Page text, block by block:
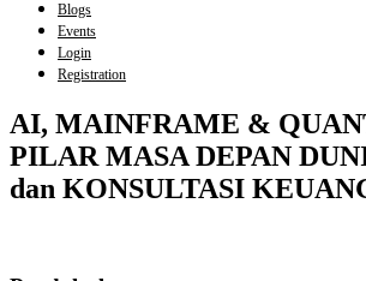
Blogs
Events
Login
Registration
AI, MAINFRAME &
PILAR MASA DEPAN
dan KONSULTASI